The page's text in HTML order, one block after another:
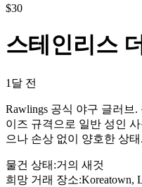
$30
스테인리스
1달 전
Rawlings 공식 야구 글러브
이즈 규격으로 일반 성인
으나 손상 없이 양호한 상
물건 상태 :거의 새것
희망 거래 장소:Koreatown,